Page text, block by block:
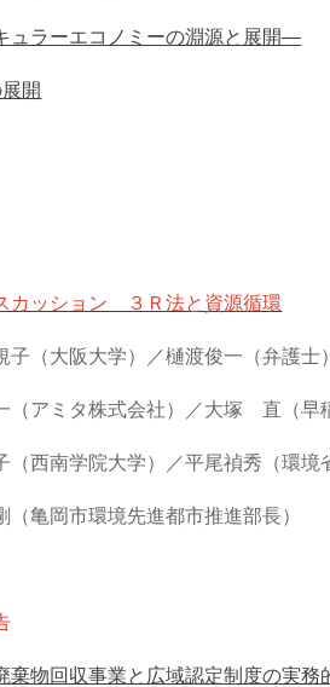
ュラーエコノミーの淵源と展開―
開 〔小島
鶴田
田崎智
カッション ３Ｒ法と資源循環
大阪大学）／樋渡俊一（弁護士
（アミタ株式会社）／大塚 直（早
院大学）／平尾禎秀（環境省
環境先進都市推進部長）
棄物回収事業と広域認定制度の実務